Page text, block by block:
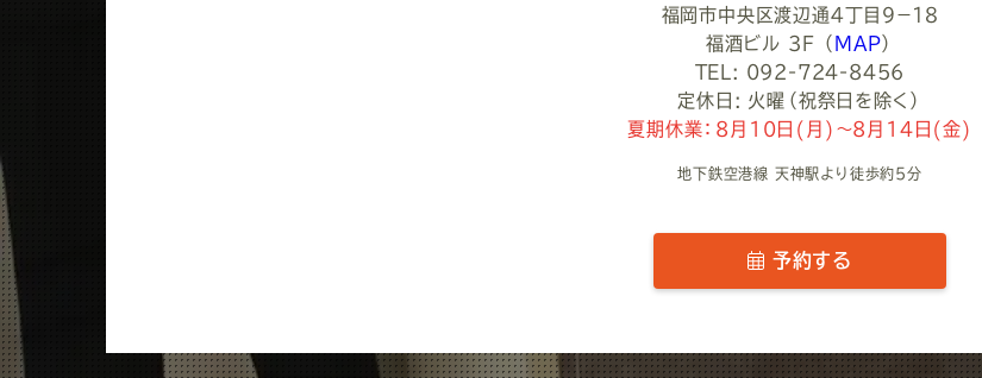
福岡市中央区渡辺通４丁目９−１８
福酒ビル 3F
（ MAP）
TEL: 092-724-8456
定休日: 火曜（祝祭日を除く）
夏期休業：8月10日(月)～8月14日(金)
地下鉄空港線 天神駅より徒歩約5分
予約する